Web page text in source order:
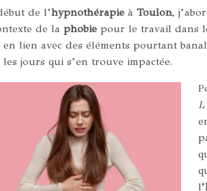
de l’hypnothérapie à Toulon,
de la phobie pour le travail dans
en lien avec des éléments pourtant
les jours qui s’en trouve impactée.
L
l